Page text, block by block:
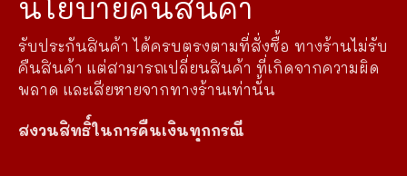
รับประกันสินค้า ได้ครบตรงตามที่สั่งซื้อ ทางร้านไม่รับ
คืนสินค้า แต่สามารถเปลี่ยนสินค้า ที่เกิดจากความผิด
พลาด และเสียหายจากทางร้านเท่านั้น
สงวนสิทธิ์ในการคืนเงินทุกกรณี